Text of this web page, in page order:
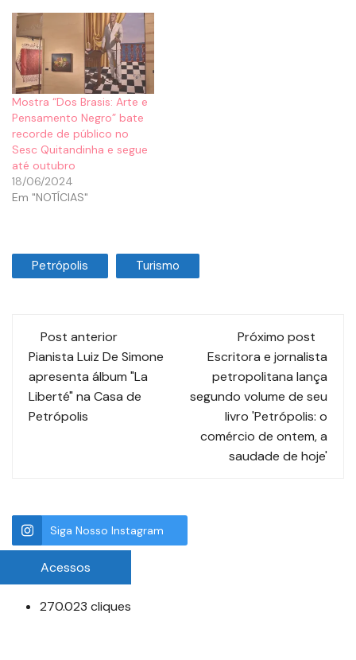
Mostra “Dos Brasis: Arte e
Pensamento Negro” bate
recorde de público no
Sesc Quitandinha e segue
até outubro
18/06/2024
Em "NOTÍCIAS"
Petrópolis Turismo
Post anterior
Pianista Luiz De Simone
apresenta álbum "La
Liberté" na Casa de
Petrópolis
Próximo post
Escritora e jornalista
petropolitana lança
segundo volume de seu
livro 'Petrópolis: o
comércio de ontem, a
saudade de hoje'
Siga Nosso Instagram
Acessos
270.023 cliques